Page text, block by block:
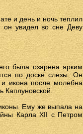
и день и ночь теплил
он увидел во сне Деву
была озарена ярким
по доске слезы. Он
икона после молебна
Каплуновской.
Ему же выпала на
Карла XII с Петром